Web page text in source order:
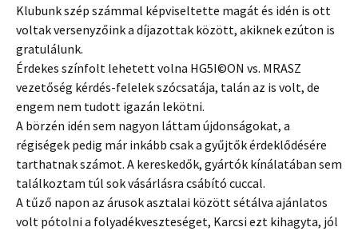
Klubunk szép számmal képviseltette magát és idén is ott
voltak versenyzőink a díjazottak között, akiknek ezúton is
gratulálunk.
Érdekes színfolt lehetett volna HG5I©ON vs. MRASZ
vezetőség kérdés-felelek szócsatája, talán az is volt, de
engem nem tudott igazán lekötni.
A börzén idén sem nagyon láttam újdonságokat, a
régiségek pedig már inkább csak a gyűjtők érdeklődésére
tarthatnak számot. A kereskedők, gyártók kínálatában sem
találkoztam túl sok vásárlásra csábító cuccal.
A tűző napon az árusok asztalai között sétálva ajánlatos
volt pótolni a folyadékveszteséget, Karcsi ezt kihagyta, jól